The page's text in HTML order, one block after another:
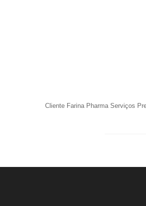
Cliente Farina Pharma Serviços